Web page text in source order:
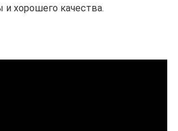
хорошего качества.